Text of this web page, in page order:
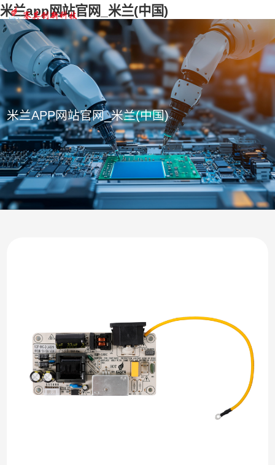
米兰app网站官网_米兰(中国)
米兰APP网站官网_米兰(中国)